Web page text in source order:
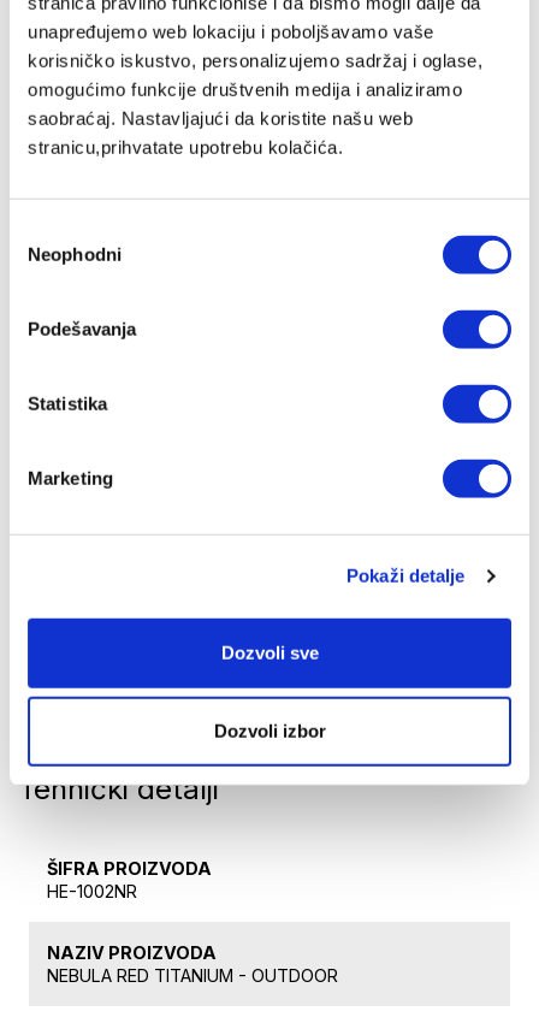
unapređujemo web lokaciju i poboljšavamo vaše
korisničko iskustvo, personalizujemo sadržaj i oglase,
omogućimo funkcije društvenih medija i analiziramo
saobraćaj. Nastavljajući da koristite našu web
stranicu,prihvatate upotrebu kolačića.
сагласности
Neophodni
Podešavanja
Statistika
Marketing
Pokaži detalje
Dozvoli sve
Dozvoli izbor
Transformišu plavu LED svetlost u svetlost koja je prijatna za
oko(što dovodi do relaksacije). Transformisana UV i plava
visokoenergetska svetlost optimalno su prilagođene prirodnoj
osetljivosti oka
Omogućavaju bolju oštrinu slike
; utiču na povećanje
nivoa serotonina i regulišu odnos serotinina i melatonina
Utiču na biološki sat
- cirkardijalni ritam (regulišu krvni pritisak
Hyperlight pametna optika ima zaštitne premaze vrhunskog kvaliteta
2. Antirefleksni premaz smanjuje refleksiju svetlosti, čime se postižu
manji odsjaj, bolji vid i oštrija slika;
3. Tvrdi premaz štiti od ogrebotina i dodatno produžava vek trajanja
4.ZC60-X®sloj restrukturira obrasce fotona u obrazac kvantne
Tehnički detalji
ŠIFRA PROIZVODA
HE-1002NR
NAZIV PROIZVODA
NEBULA RED TITANIUM - OUTDOOR